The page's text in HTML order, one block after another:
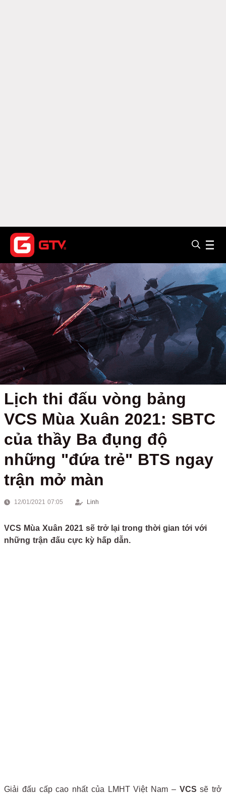
Lịch thi đấu vòng bảng
VCS Mùa Xuân 2021: SBTC
của thầy Ba đụng độ
những "đứa trẻ" BTS ngay
trận mở màn
12/01/2021 07:05 Linh
VCS Mùa Xuân 2021 sẽ trở lại trong thời gian tới với
những trận đấu cực kỳ hấp dẫn.
Giải đấu cấp cao nhất của LMHT Việt Nam – VCS sẽ trở